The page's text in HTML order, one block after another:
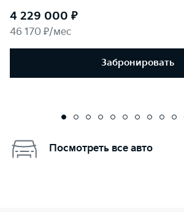
4 229 000 ₽
46 170 ₽/мес
Забронировать
Посмотреть все авто